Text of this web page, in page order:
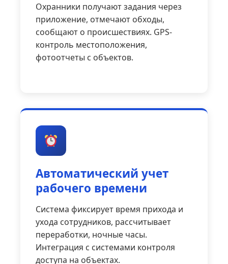
Охранники получают задания через
приложение, отмечают обходы,
сообщают о происшествиях. GPS-
контроль местоположения,
фотоотчеты с объектов.
Автоматический учет
рабочего времени
Система фиксирует время прихода и
ухода сотрудников, рассчитывает
переработки, ночные часы.
Интеграция с системами контроля
доступа на объектах.